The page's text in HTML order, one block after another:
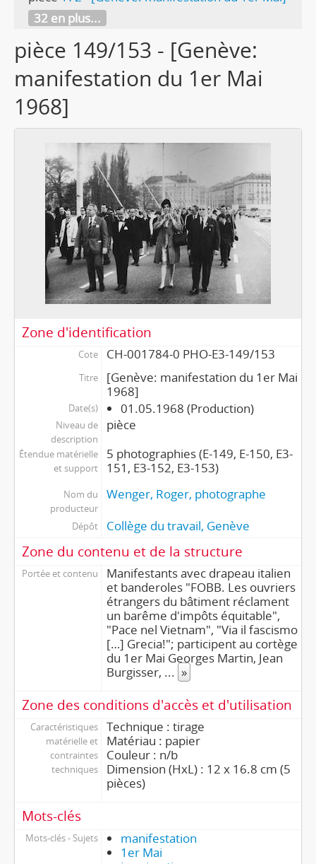
32 en plus...
pièce 149/153 - [Genève:
manifestation du 1er Mai
1968]
Zone d'identification
Cote CH-001784-0 PHO-E3-149/153
Titre
[Genève: manifestation du 1er Mai
1968]
Date(s) 01.05.1968 (Production)
Niveau de
description
pièce
Étendue matérielle
et support
5 photographies (E-149, E-150, E3-
151, E3-152, E3-153)
Nom du
producteur
Wenger, Roger, photographe
Dépôt Collège du travail, Genève
Zone du contenu et de la structure
Portée et contenu
Manifestants avec drapeau italien
et banderoles "FOBB. Les ouvriers
étrangers du bâtiment réclament
un barême d'impôts équitable",
"Pace nel Vietnam", "Via il fascismo
[…] Grecia!"; participent au cortège
du 1er Mai Georges Martin, Jean
Burgisser, ... »
Zone des conditions d'accès et d'utilisation
Caractéristiques
matérielle et
contraintes
techniques
Technique : tirage
Matériau : papier
Couleur : n/b
Dimension (HxL) : 12 x 16.8 cm (5
pièces)
Mots-clés
Mots-clés - Sujets
manifestation
1er Mai